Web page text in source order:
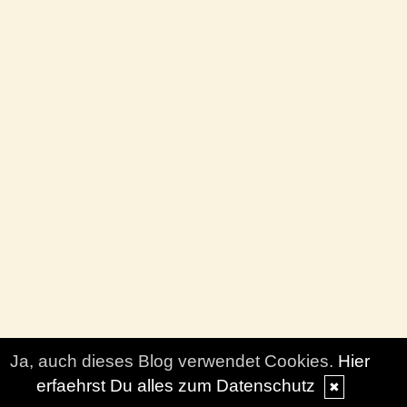
Ja, auch dieses Blog verwendet Cookies. Hier
erfaehrst Du alles zum Datenschutz
✖